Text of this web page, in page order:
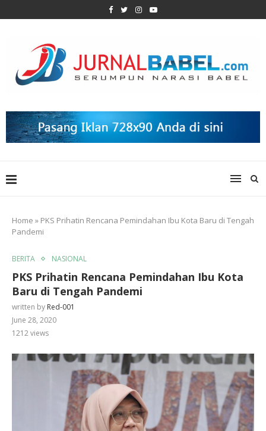
Home » PKS Prihatin Rencana Pemindahan Ibu Kota Baru di Tengah
Pandemi
BERITA NASIONAL
PKS Prihatin Rencana Pemindahan Ibu Kota
Baru di Tengah Pandemi
written by Red-001
June 28, 2020
1212views